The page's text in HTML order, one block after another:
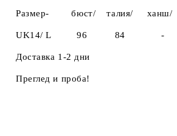
Размер- бюст/ талия/ ханш/
UK14/ L 96 84
Доставка 1-2 дни
Преглед и проба!